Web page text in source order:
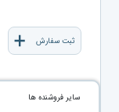
ثبت سفارش
سایر فروشنده ها